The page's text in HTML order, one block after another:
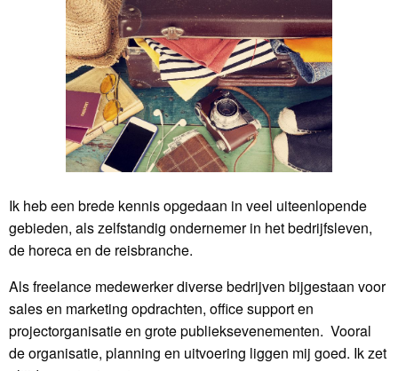
Ik heb een brede kennis opgedaan in veel uiteenlopende
gebieden, als zelfstandig ondernemer in het bedrijfsleven,
de horeca en de reisbranche.
Als freelance medewerker diverse bedrijven bijgestaan voor
sales en marketing opdrachten, office support en
projectorganisatie en grote publieksevenementen. Vooral
de organisatie, planning en uitvoering liggen mij goed. Ik zet